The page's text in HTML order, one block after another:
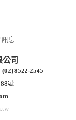
訊息
公司
(02) 8522-2545
號